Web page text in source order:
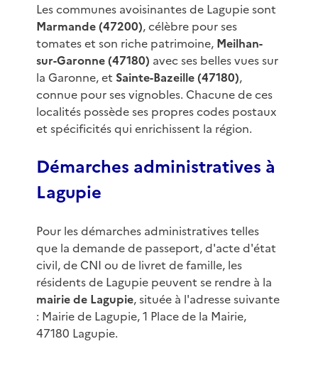
Les communes avoisinantes de Lagupie sont
Marmande (47200), célèbre pour ses
tomates et son riche patrimoine, Meilhan-
sur-Garonne (47180) avec ses belles vues sur
la Garonne, et Sainte-Bazeille (47180),
connue pour ses vignobles. Chacune de ces
localités possède ses propres codes postaux
et spécificités qui enrichissent la région.
Démarches administratives à
Lagupie
Pour les démarches administratives telles
que la demande de passeport, d'acte d'état
civil, de CNI ou de livret de famille, les
résidents de Lagupie peuvent se rendre à la
mairie de Lagupie, située à l'adresse suivante
: Mairie de Lagupie, 1 Place de la Mairie,
47180 Lagupie.